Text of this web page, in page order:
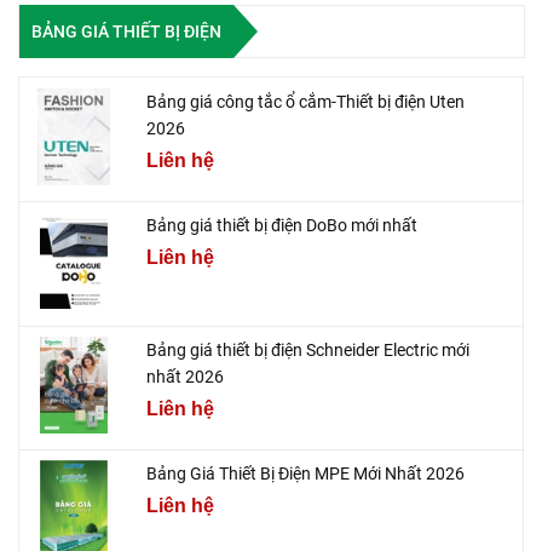
BẢNG GIÁ THIẾT BỊ ĐIỆN
Bảng giá công tắc ổ cắm-Thiết bị điện Uten
2026
Liên hệ
Bảng giá thiết bị điện DoBo mới nhất
Liên hệ
Bảng giá thiết bị điện Schneider Electric mới
nhất 2026
Liên hệ
Bảng Giá Thiết Bị Điện MPE Mới Nhất 2026
Liên hệ